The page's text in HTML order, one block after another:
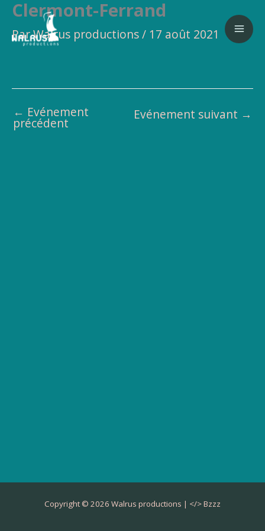
Aller
contenu
Clermont-Ferrand
ParWalrus productions/ 17 août 2021
← Evénement
précédent
Evénement suivant →
Copyright © 2026 Walrus productions | </>Bzzz